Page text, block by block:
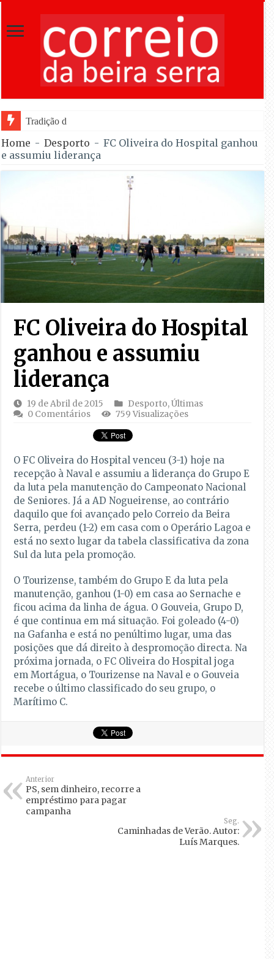
Tradição do “Solteiros vs Casados” reg
Home - Desporto - FC Oliveira do Hospital ganhou
e assumiu liderança
FC Oliveira do Hospital
ganhou e assumiu
liderança
19 de Abril de 2015 Desporto,Últimas
0 Comentários
759 Visualizações
O FC Oliveira do Hospital venceu (3-1) hoje na
recepção à Naval e assumiu a liderança do Grupo E
da luta pela manutenção do Campeonato Nacional
de Seniores. Já a AD Nogueirense, ao contrário
daquilo que foi avançado pelo Correio da Beira
Serra, perdeu (1-2) em casa com o Operário Lagoa e
está no sexto lugar da tabela classificativa da zona
Sul da luta pela promoção.
O Tourizense, também do Grupo E da luta pela
manutenção, ganhou (1-0) em casa ao Sernache e
ficou acima da linha de água. O Gouveia, Grupo D,
é que continua em má situação. Foi goleado (4-0)
na Gafanha e está no penúltimo lugar, uma das
posições que dá direito à despromoção directa. Na
próxima jornada, o FC Oliveira do Hospital joga
em Mortágua, o Tourizense na Naval e o Gouveia
recebe o último classificado do seu grupo, o
Marítimo C.
Anterior
PS, sem dinheiro, recorre a
empréstimo para pagar
campanha
Seg.
Caminhadas de Verão. Autor:
Luís Marques.